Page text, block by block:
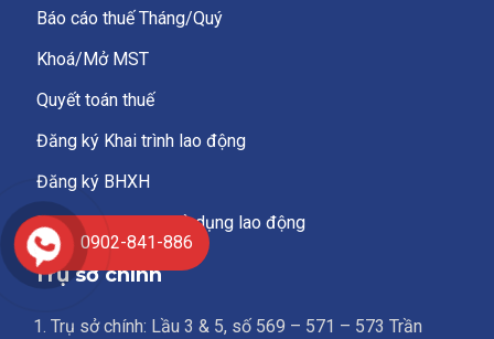
Báo cáo thuế Tháng/Quý
Khoá/Mở MST
Quyết toán thuế
Đăng ký Khai trình lao động
Đăng ký BHXH
Báo cáo tình hình sử dụng lao động
Trụ sở chính
1. Trụ sở chính: Lầu 3 & 5, số 569 – 571 – 573 Trần
0902-841-886